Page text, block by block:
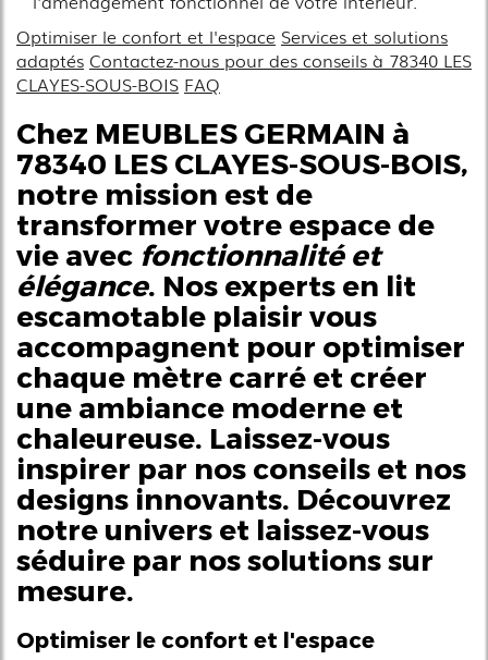
Optimiser le confort et l'espace Services et solutions
adaptés Contactez-nous pour des conseils à 78340 LES
CLAYES-SOUS-BOIS FAQ
Chez MEUBLES GERMAIN à
78340 LES CLAYES-SOUS-BOIS,
notre mission est de
transformer votre espace de
vie avec fonctionnalité et
élégance. Nos experts en lit
escamotable plaisir vous
accompagnent pour optimiser
chaque mètre carré et créer
une ambiance moderne et
chaleureuse. Laissez-vous
inspirer par nos conseils et nos
designs innovants. Découvrez
notre univers et laissez-vous
séduire par nos solutions sur
mesure.
Optimiser le confort et l'espace